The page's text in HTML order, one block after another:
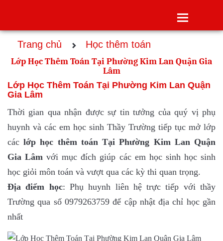
Toggle
Trang chủ
Học thêm toán
Lớp Học Thêm Toán Tại Phường Kim Lan Quận Gia
Lâm
Lớp Học Thêm Toán Tại Phường Kim Lan Quận
Gia Lâm
Thời gian qua nhận được sự tin tưởng của quý vị phụ
huynh và các em học sinh Thầy Trường tiếp tục mở lớp
cáclớphọc thêm toán Tại Phường Kim Lan Quận
Gia Lâmvới mục đích giúp các em học sinh học sinh
học giỏi môn toán và vượt qua các kỳ thi quan trọng.
Địa điểm học: Phụ huynh liên hệ trực tiếp với thầy
Trường qua số 0979263759 để cập nhật địa chỉ học gần
nhất